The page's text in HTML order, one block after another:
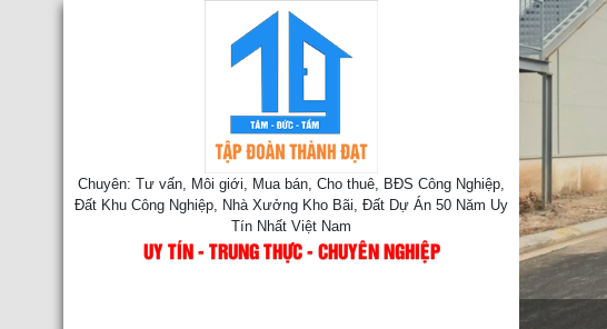
Chuyên: Tư vấn, Môi giới, Mua bán, Cho thuê, BĐS Công Nghiệp,
Đất Khu Công Nghiệp, Nhà Xưởng Kho Bãi, Đất Dự Án 50 Năm Uy
Tín Nhất Việt Nam
UY TÍN - TRUNG THỰC - CHUYÊN NGHIỆP